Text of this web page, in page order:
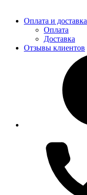
Оплата и доставка
Оплата
Доставка
Отзывы клиентов